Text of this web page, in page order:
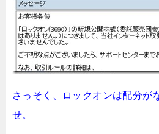
さっそく、ロックオンは配分が
せ。